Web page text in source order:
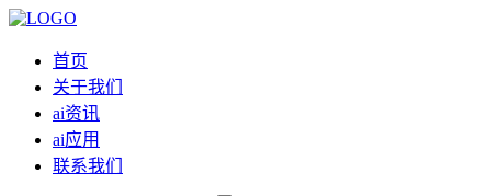
首页
关于我们
ai资讯
ai应用
联系我们